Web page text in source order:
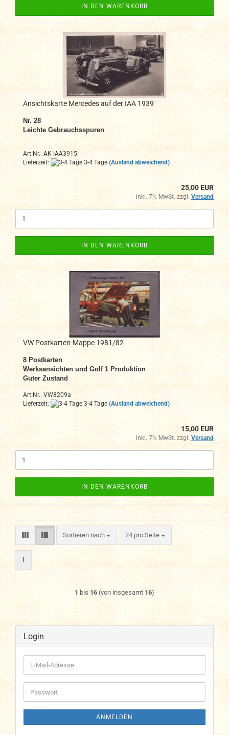
IN DEN WARENKORB
Ansichtskarte Mercedes auf der IAA 1939
Nr. 28
Leichte Gebrauchsspuren
Art.Nr.: AK IAA3915
Lieferzeit:
3-4 Tage (Ausland abweichend)
25,00 EUR
inkl. 7% MwSt. zzgl. Versand
IN DEN WARENKORB
VW Postkarten-Mappe 1981/82
8 Postkarten
Werksansichten und Golf 1 Produktion
Guter Zustand
Art.Nr.: VW8209a
Lieferzeit:
3-4 Tage (Ausland abweichend)
15,00 EUR
inkl. 7% MwSt. zzgl. Versand
IN DEN WARENKORB
Sortieren nach
Sortieren nach 24 pro Seite
pro Seite
1
1 bis 16 (von insgesamt 16)
Login
E-
Mail-
Adresse
Passwort
ANMELDEN